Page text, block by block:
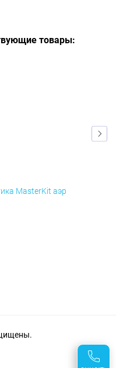
товары:
MasterKit аэр